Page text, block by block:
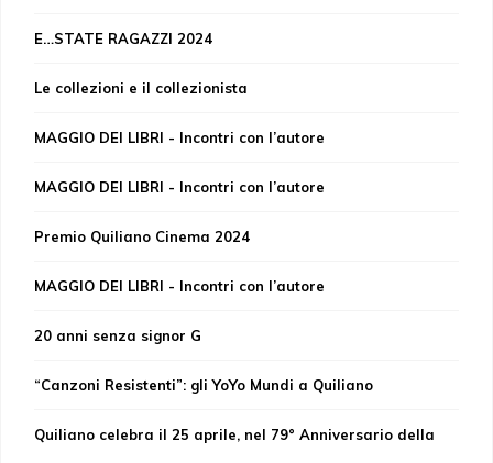
E…STATE RAGAZZI 2024
Le collezioni e il collezionista
MAGGIO DEI LIBRI - Incontri con l’autore
MAGGIO DEI LIBRI - Incontri con l’autore
Premio Quiliano Cinema 2024
MAGGIO DEI LIBRI - Incontri con l’autore
20 anni senza signor G
“Canzoni Resistenti”: gli YoYo Mundi a Quiliano
Quiliano celebra il 25 aprile, nel 79° Anniversario della